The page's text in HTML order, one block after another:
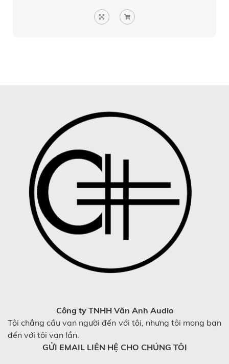
Công ty TNHH Văn Anh Audio
Tôi chẳng cầu vạn người đến với tôi, nhưng tôi mong bạn
đến với tôi vạn lần.
GỬI EMAIL LIÊN HỆ CHO CHÚNG TÔI